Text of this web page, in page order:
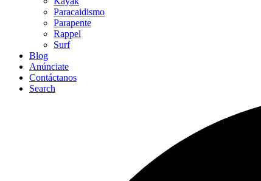
Paracaidismo
Parapente
Rappel
Surf
Blog
Anúnciate
Contáctanos
Search